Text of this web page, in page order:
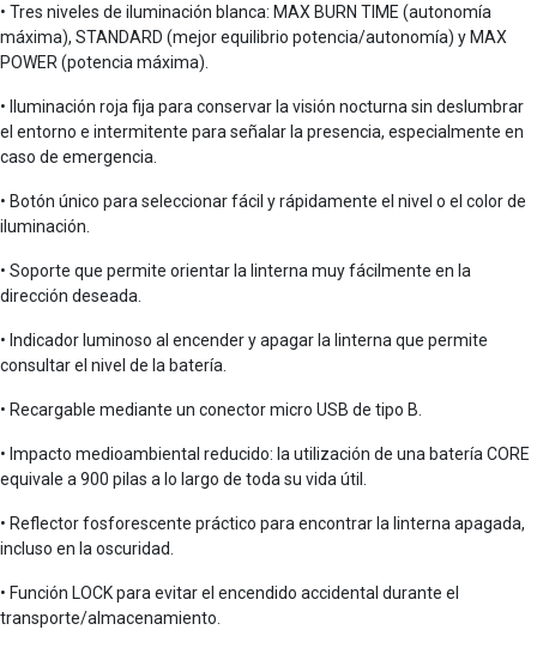
• Tres niveles de iluminación blanca: MAX BURN TIME (autonomía
máxima), STANDARD (mejor equilibrio potencia/autonomía) y MAX
POWER (potencia máxima).
• Iluminación roja fija para conservar la visión nocturna sin deslumbrar
el entorno e intermitente para señalar la presencia, especialmente en
caso de emergencia.
• Botón único para seleccionar fácil y rápidamente el nivel o el color de
iluminación.
• Soporte que permite orientar la linterna muy fácilmente en la
dirección deseada.
• Indicador luminoso al encender y apagar la linterna que permite
consultar el nivel de la batería.
• Recargable mediante un conector micro USB de tipo B.
• Impacto medioambiental reducido: la utilización de una batería CORE
equivale a 900 pilas a lo largo de toda su vida útil.
• Reflector fosforescente práctico para encontrar la linterna apagada,
incluso en la oscuridad.
• Función LOCK para evitar el encendido accidental durante el
transporte/almacenamiento.